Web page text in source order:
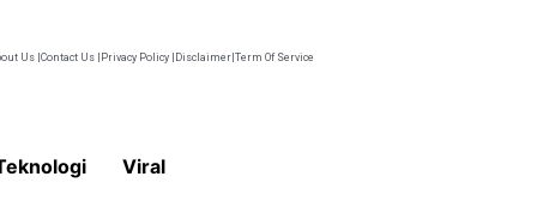
Us |Contact Us | Privacy Policy | Disclaimer|Term Of Service
Viral